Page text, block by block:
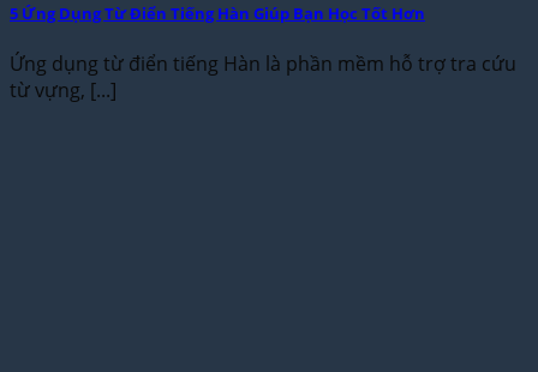
5 Ứng Dụng Từ Điển Tiếng Hàn Giúp Bạn Học Tốt Hơn
Ứng dụng từ điển tiếng Hàn là phần mềm hỗ trợ tra cứu
từ vựng, [...]